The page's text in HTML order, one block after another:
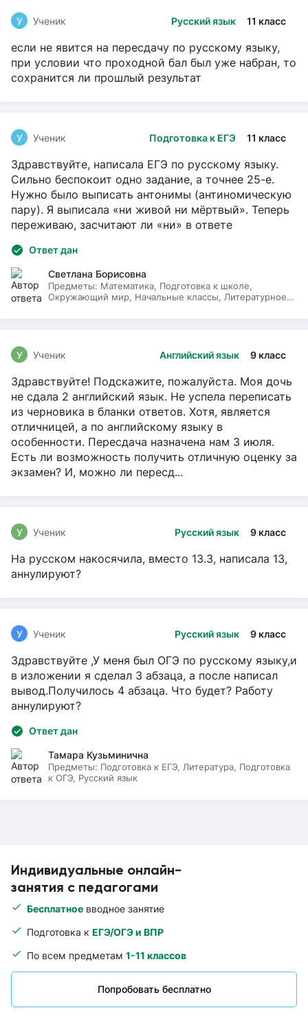
Индивидуальные онлайн-
занятия с педагогами
Бесплатное вводное занятие
Подготовка к ЕГЭ/ОГЭ и ВПР
По всем предметам 1-11 классов
Попробовать бесплатно
Русский язык 11 класс
У Ученик
если не явится на пересдачу по русскому языку,
при условии что проходной бал был уже набран, то
сохранится ли прошлый результат
Подготовка к ЕГЭ 11 класс
У Ученик
Здравствуйте, написала ЕГЭ по русскому языку.
Сильно беспокоит одно задание, а точнее 25-е.
Нужно было выписать антонимы (антиномическую
пару). Я выписала «ни живой ни мёртвый». Теперь
переживаю, засчитают ли «ни» в ответе
Ответ дан
Светлана Борисовна
Предметы: Математика, Подготовка к школе,
Окружающий мир, Начальные классы, Литературное
Английский язык 9 класс
У Ученик
Здравствуйте! Подскажите, пожалуйста. Моя дочь
не сдала 2 английский язык. Не успела переписать
из черновика в бланки ответов. Хотя, является
отличницей, а по английскому языку в
особенности. Пересдача назначена нам 3 июля.
Есть ли возможность получить отличную оценку за
экзамен? И, можно ли пересд...
Русский язык 9 класс
У Ученик
На русском накосячила, вместо 13.3, написала 13,
аннулируют?
Русский язык 9 класс
У Ученик
Здравствуйте ,У меня был ОГЭ по русскому языку,и
в изложении я сделал 3 абзаца, а после написал
вывод.Получилось 4 абзаца. Что будет? Работу
аннулируют?
Ответ дан
Тамара Кузьминична
Предметы: Подготовка к ЕГЭ, Литература, Подготовка
к ОГЭ, Русский язык